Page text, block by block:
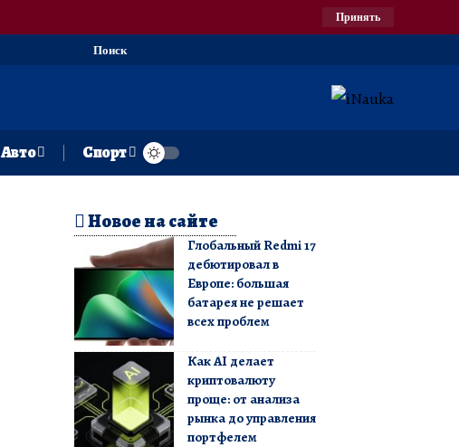
Принять
Поиск
Авто Спорт
Новое на сайте
Глобальный Redmi 17
дебютировал в
Европе: большая
батарея не решает
всех проблем
Как AI делает
криптовалюту
проще: от анализа
рынка до управления
портфелем